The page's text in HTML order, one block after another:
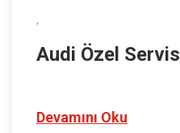
,
Audi Özel Servis
Devamını Oku